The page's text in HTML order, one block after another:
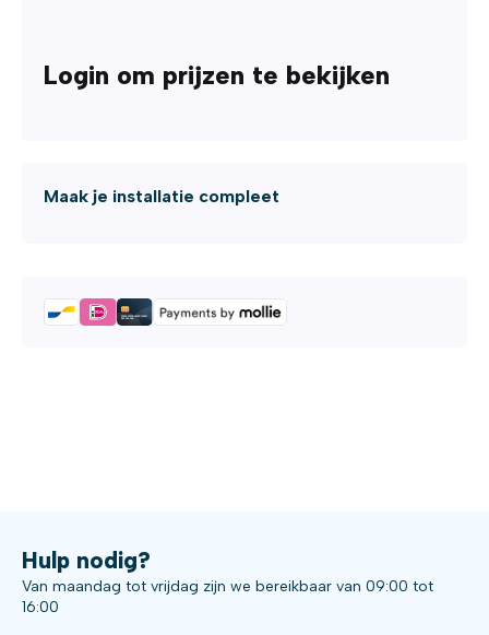
Login om prijzen te bekijken
Maak je installatie compleet
Hulp nodig?
Van maandag tot vrijdag zijn we bereikbaar van 09:00 tot
16:00